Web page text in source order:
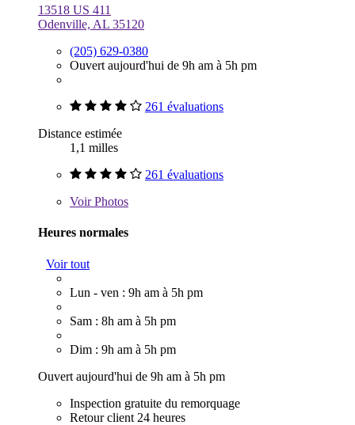
13518 US 411
Odenville, AL 35120
(205) 629-0380
Ouvert aujourd'hui de 9h am à 5h pm
261 évaluations
Distance estimée
1,1 milles
261 évaluations
VoirPhotos
Heures normales
Voir tout
Lun - ven : 9h am à 5h pm
Sam : 8h am à 5h pm
Dim : 9h am à 5h pm
Ouvert aujourd'hui de 9h am à 5h pm
Inspection gratuite du remorquage
Retour client 24 heures